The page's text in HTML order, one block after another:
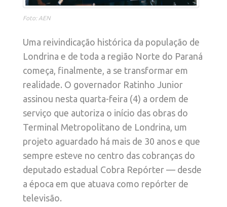
Foto: AEN
Uma reivindicação histórica da população de
Londrina e de toda a região Norte do Paraná
começa, finalmente, a se transformar em
realidade. O governador Ratinho Junior
assinou nesta quarta-feira (4) a ordem de
serviço que autoriza o início das obras do
Terminal Metropolitano de Londrina, um
projeto aguardado há mais de 30 anos e que
sempre esteve no centro das cobranças do
deputado estadual Cobra Repórter — desde
a época em que atuava como repórter de
televisão.